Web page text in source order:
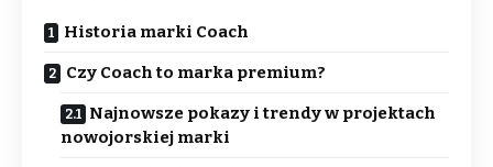
Historia marki Coach
Czy Coach to marka premium?
Najnowsze pokazy i trendy w projektach
nowojorskiej marki